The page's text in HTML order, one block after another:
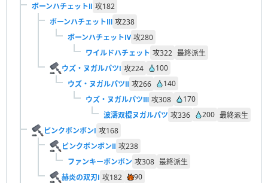
ボーンハチェットⅡ 攻182
ボーンハチェットⅢ 攻238
ボーンハチェットⅣ 攻280
ワイルドハチェット 攻322 最終派生
ウズ・ヌガルパツⅠ 攻224
100
ウズ・ヌガルパツⅡ 攻266
140
ウズ・ヌガルパツⅢ 攻308
170
波濤双棍ヌガルパツ 攻336 200 最終派生
ピンクボンボンⅠ 攻168
ピンクボンボンⅡ 攻238
ファンキーボンボン 攻308 最終派生
赫炎の双刃Ⅰ 攻182
90